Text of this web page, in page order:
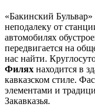
«Бакинский
неподалеку от
автомобилях
передвигается на
нас найти.
Филях находится в
кавказском стиле.
элементами и
Закавказья.